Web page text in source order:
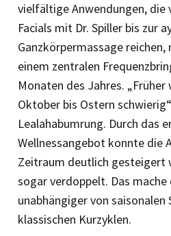
vielfältige Anwendungen, die
Facials mit Dr. Spiller bis zur
Ganzkörpermassage reichen,
einem zentralen
Monaten des Jahres.
Oktober bis Ostern
Lealahabumrung. Durch das
Wellnessangebot konnte die
Zeitraum deutlich gesteigert
sogar verdoppelt. Das mache
unabhängiger von saisonalen
klassischen Kurzyklen.